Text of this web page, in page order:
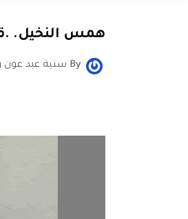
همس النخيل.
By سنية عبد عون